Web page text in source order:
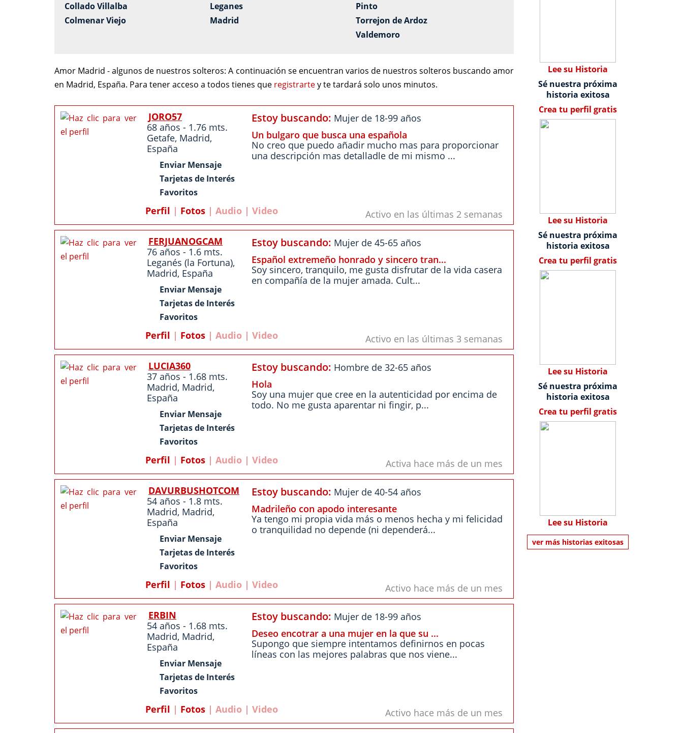
Collado Villalba
Colmenar Viejo
Leganes
Madrid
Pinto
Torrejon de Ardoz
Valdemoro
Amor Madrid - algunos de nuestros solteros: A continuación se encuentran varios de nuestros solteros buscando amor
en Madrid, España. Para tener acceso a todos tienes que registrartey te tardará solo unos minutos.
JORO57
68 años - 1.76 mts.
Getafe, Madrid,
España
Enviar Mensaje
Tarjetas de Interés
Favoritos
Estoy buscando: Mujer de 18-99 años
Un bulgaro que busca una española
No creo que puedo añadir mucho mas para proporcionar
una descripción mas detalladle de mi mismo ...
Perfil | Fotos | Audio | Video Activo en las últimas 2 semanas
FERJUANOGCAM
76 años - 1.6 mts.
Leganés (la Fortuna),
Madrid, España
Enviar Mensaje
Tarjetas de Interés
Favoritos
Estoy buscando: Mujer de 45-65 años
Español extremeño honrado y sincero tran...
Soy sincero, tranquilo, me gusta disfrutar de la vida casera
en compañía de la mujer amada. Cult...
Perfil | Fotos | Audio | Video Activo en las últimas 3 semanas
LUCIA360
37 años - 1.68 mts.
Madrid, Madrid,
España
Enviar Mensaje
Tarjetas de Interés
Favoritos
Estoy buscando: Hombre de 32-65 años
Hola
Soy una mujer que cree en la autenticidad por encima de
todo. No me gusta aparentar ni fingir, p...
Perfil | Fotos | Audio | Video Activa hace más de un mes
DAVURBUSHOTCOM
54 años - 1.8 mts.
Madrid, Madrid,
España
Enviar Mensaje
Tarjetas de Interés
Favoritos
Estoy buscando: Mujer de 40-54 años
Madrileño con apodo interesante
Ya tengo mi propia vida más o menos hecha y mi felicidad
o tranquilidad no depende (ni dependerá...
Perfil | Fotos | Audio | Video Activo hace más de un mes
ERBIN
54 años - 1.68 mts.
Madrid, Madrid,
España
Enviar Mensaje
Tarjetas de Interés
Favoritos
Estoy buscando: Mujer de 18-99 años
Deseo encotrar a una mujer en la que su ...
Supongo que siempre intentamos definirnos en pocas
líneas con las mejores palabras que nos viene...
Perfil | Fotos | Audio | Video Activo hace más de un mes
Lee su Historia
Sé nuestra próxima
historia exitosa
Crea tu perfil gratis
Lee su Historia
Sé nuestra próxima
historia exitosa
Crea tu perfil gratis
Lee su Historia
Sé nuestra próxima
historia exitosa
Crea tu perfil gratis
Lee su Historia
ver más historias exitosas